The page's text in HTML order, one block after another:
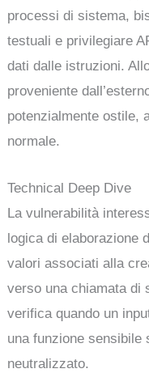
processi di sistema,
testuali e privilegiare
dati dalle istruzioni.
proveniente
potenzialmente ostile,
normale.
Technical Deep Dive
La vulnerabilità
logica di elaborazione
valori associati alla
verso una chiamata di
verifica quando un
una funzione sensibile
neutralizzato.